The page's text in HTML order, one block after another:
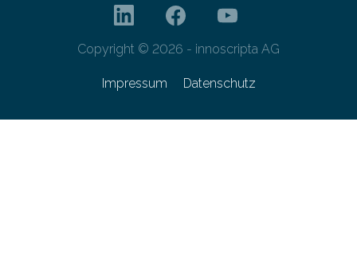
Copyright © 2026 - innoscripta AG
Impressum Datenschutz